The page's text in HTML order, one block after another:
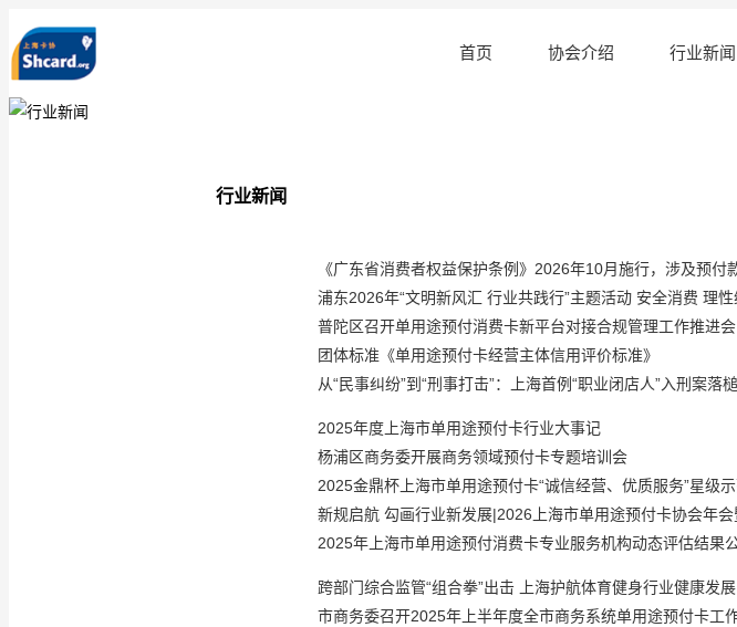
首页 协会介绍 行业新闻
行业新闻
《广东省消费者权益保护条例》2026年10月施行，涉及预
浦东2026年“文明新风汇 行业共践行”主题活动 安全消费 理性
普陀区召开单用途预付消费卡新平台对接合规管理工作推进会
团体标准《单用途预付卡经营主体信用评价标准》
从“民事纠纷”到“刑事打击”：上海首例“职业闭店人”入刑案落槌
2025年度上海市单用途预付卡行业大事记
杨浦区商务委开展商务领域预付卡专题培训会
2025金鼎杯上海市单用途预付卡“诚信经营、优质服务”星级
新规启航 勾画行业新发展|2026上海市单用途预付卡协会年
2025年上海市单用途预付消费卡专业服务机构动态评估结果
跨部门综合监管“组合拳”出击 上海护航体育健身行业健康发展
市商务委召开2025年上半年度全市商务系统单用途预付卡工